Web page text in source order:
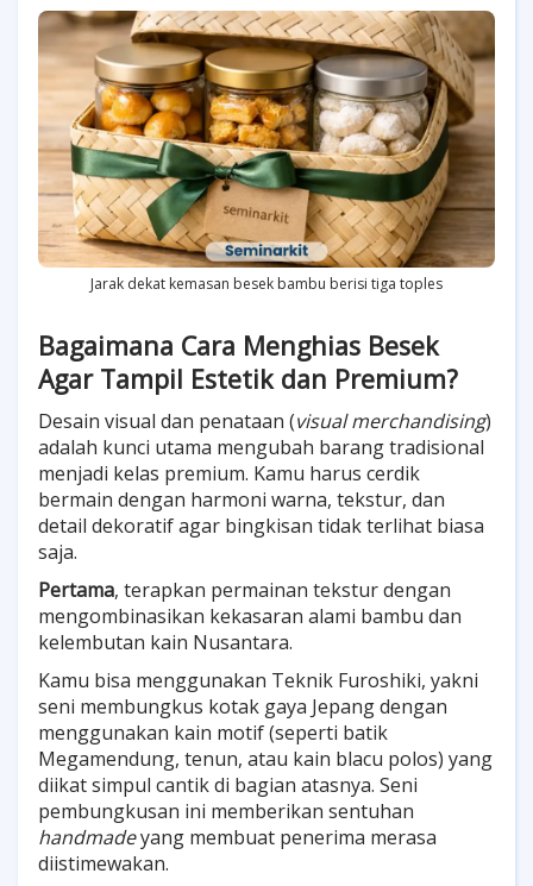
Jarak dekat kemasan besek bambu berisi tiga toples
Bagaimana Cara Menghias Besek
Agar Tampil Estetik dan Premium?
Desain visual dan penataan (visual merchandising)
adalah kunci utama mengubah barang tradisional
menjadi kelas premium. Kamu harus cerdik
bermain dengan harmoni warna, tekstur, dan
detail dekoratif agar bingkisan tidak terlihat biasa
saja.
Pertama, terapkan permainan tekstur dengan
mengombinasikan kekasaran alami bambu dan
kelembutan kain Nusantara.
Kamu bisa menggunakan Teknik Furoshiki, yakni
seni membungkus kotak gaya Jepang dengan
menggunakan kain motif (seperti batik
Megamendung, tenun, atau kain blacu polos) yang
diikat simpul cantik di bagian atasnya. Seni
pembungkusan ini memberikan sentuhan
handmadeyang membuat penerima merasa
diistimewakan.